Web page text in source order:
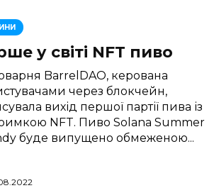
у світі NFT пиво
BarrelDAO, керована
через блокчейн,
вихід першої партії пива із
NFT. Пиво Solana Summer
буде випущено обмеженою...